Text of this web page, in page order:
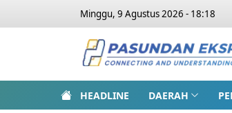
Minggu, 9 Agustus 2026 - 18:18
HEADLINE DAERAH